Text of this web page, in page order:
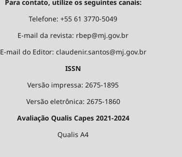
Para contato, utilize os seguintes canais:
Telefone: +55 61 3770-5049
E-mail da revista: rbep@mj.gov.br
E-mail do Editor: claudenir.santos@mj.gov.br
ISSN
Versão impressa: 2675-1895
Versão eletrônica: 2675-1860
Avaliação Qualis Capes 2021-2024
Qualis A4